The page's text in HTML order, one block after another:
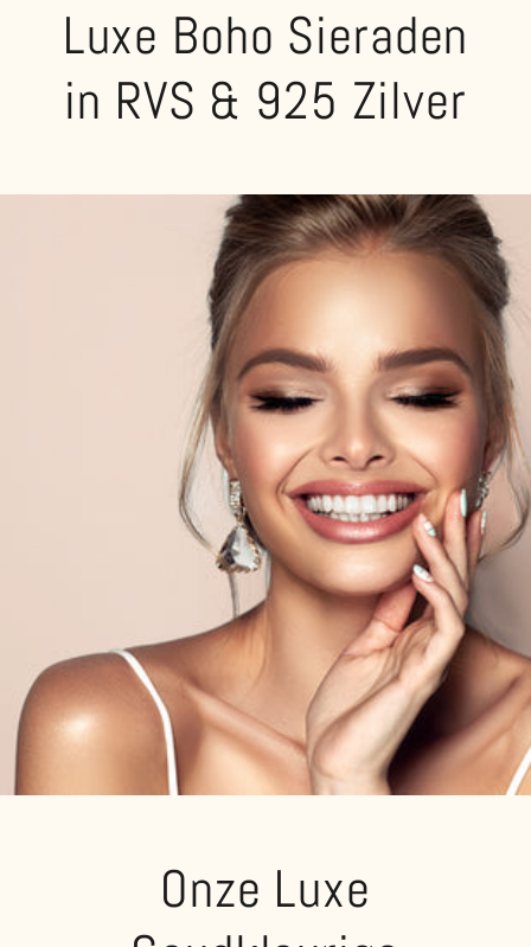
Luxe Boho Sieraden
in RVS & 925 Zilver
Onze Luxe